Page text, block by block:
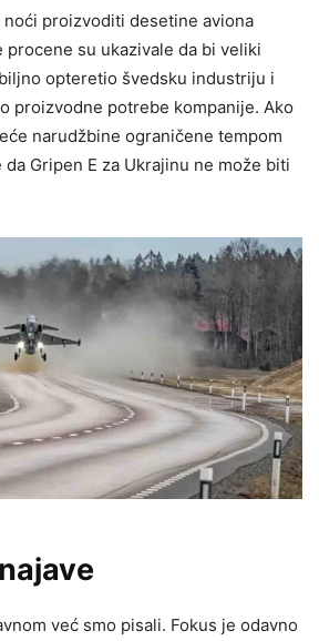
noći proizvoditi desetine aviona
procene su ukazivale da bi veliki
opteretio švedsku industriju i
proizvodne potrebe kompanije. Ako
narudžbine ograničene tempom
Gripen E za Ukrajinu ne može biti
već smo pisali. Fokus je odavno